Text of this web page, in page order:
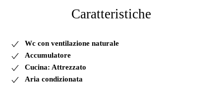
Caratteristiche
Wc con ventilazione naturale
Accumulatore
Cucina: Attrezzato
Aria condizionata